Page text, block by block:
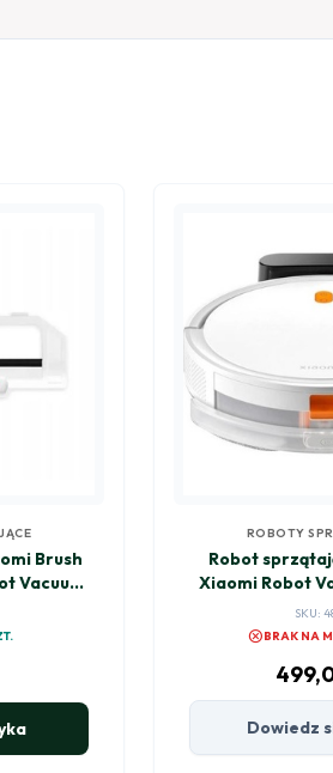
Brush
Vacuum
ROBOTY
Robot
Xiaomi Robot
SKU:
cancelBRAK NA
Dowiedz